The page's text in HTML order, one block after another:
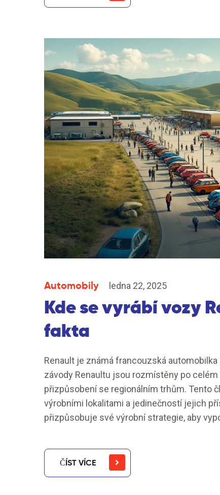
Automobily ledna 22, 2025
Kde se vyrábí vozy
fakta
Renault je známá francouzská
závody Renaultu jsou rozmístěny po
přizpůsobení se regionálním trhům. Tento
výrobními lokalitami a jedinečností jejich
přizpůsobuje své výrobní strategie, aby
ČÍST VÍCE